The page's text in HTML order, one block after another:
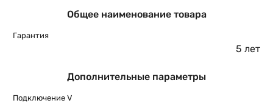
Общее наименование товара
Гарантия
5 лет
Дополнительные параметры
Подключение V